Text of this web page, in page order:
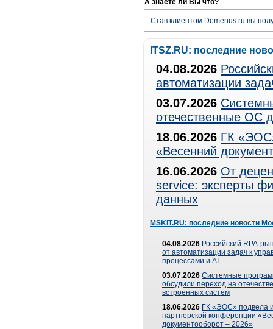
А знаете ли Вы что?
Став клиентом Domenus.ru вы
ITSZ.RU: последние
04.08.2026
автоматизации
03.07.2026
отечественные ОС
18.06.2026 ГК
«Весенний
16.06.2026 От
service: эксперты
данных
MSKIT.RU: последние новости
04.08.2026 Российский RPA-
от автоматизации задач к
процессами и AI
03.07.2026 Системные
обсудили переход на
встроенных систем
18.06.2026 ГК «ЭОС» подвела
партнерской конференции
документооборот – 2026»